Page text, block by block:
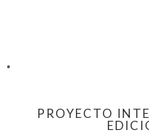
.
PROYECTO